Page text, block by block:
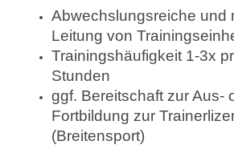
Abwechslungsreiche und
Leitung von
Trainingshäufigkeit 1-3x
Stunden
ggf. Bereitschaft zur Aus-
Fortbildung zur
(Breitensport)